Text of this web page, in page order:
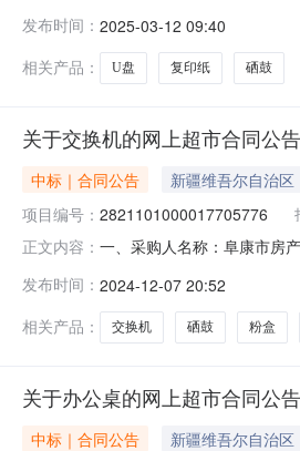
划名称:新疆维吾尔自治区昌
发布时间： 2025-03-12 09:40
相关产品：
U盘 复印纸 硒鼓
关于交换机的网上超市合同公告
中标｜合同公告
新疆维吾尔自治
项目编号： 2821101000017705776
正文内容： 一、采购人名称：阜康市房
联/TP-LinkTL-SG1005+个
发布时间： 2024-12-07 20:52
相关产品：
交换机 硒鼓 粉盒
关于办公桌的网上超市合同公告
中标｜合同公告
新疆维吾尔自治